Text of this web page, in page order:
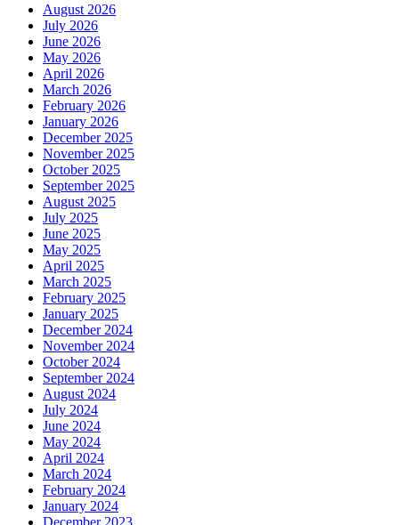
August 2026
July 2026
June 2026
May 2026
April 2026
March 2026
February 2026
January 2026
December 2025
November 2025
October 2025
September 2025
August 2025
July 2025
June 2025
May 2025
April 2025
March 2025
February 2025
January 2025
December 2024
November 2024
October 2024
September 2024
August 2024
July 2024
June 2024
May 2024
April 2024
March 2024
February 2024
January 2024
December 2023